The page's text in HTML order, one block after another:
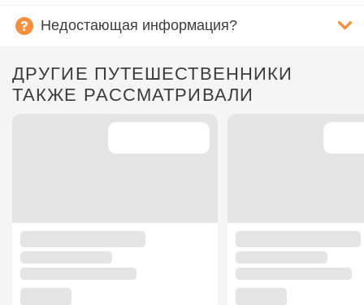
Недостающая информация?
ДРУГИЕ ПУТЕШЕСТВЕННИКИ
ТАКЖЕ РАССМАТРИВАЛИ